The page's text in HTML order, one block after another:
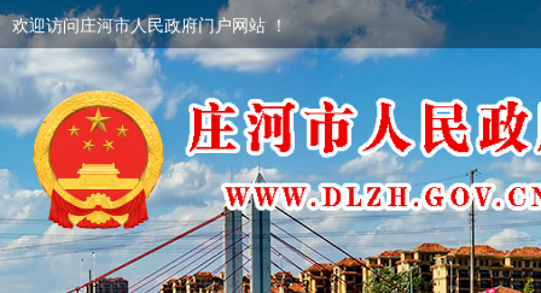
欢迎访问庄河市人民政府门户网站 ！